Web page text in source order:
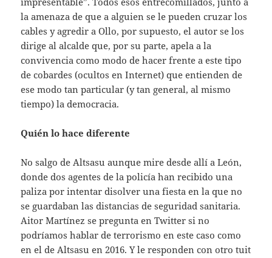
la amenaza de que a alguien se le pueden cruzar los
cables y agredir a Ollo, por supuesto, el autor se los
dirige al alcalde que, por su parte, apela a la
convivencia como modo de hacer frente a este tipo
de cobardes (ocultos en Internet) que entienden de
ese modo tan particular (y tan general, al mismo
tiempo) la democracia.
Quién lo hace diferente
No salgo de Altsasu aunque mire desde allí a León,
donde dos agentes de la policía han recibido una
paliza por intentar disolver una fiesta en la que no
se guardaban las distancias de seguridad sanitaria.
Aitor Martínez se pregunta en Twitter si no
podríamos hablar de terrorismo en este caso como
en el de Altsasu en 2016. Y le responden con otro tuit